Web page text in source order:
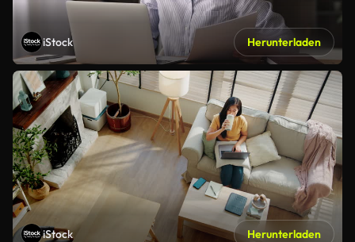
iStock Herunterladen
iStock Herunterladen